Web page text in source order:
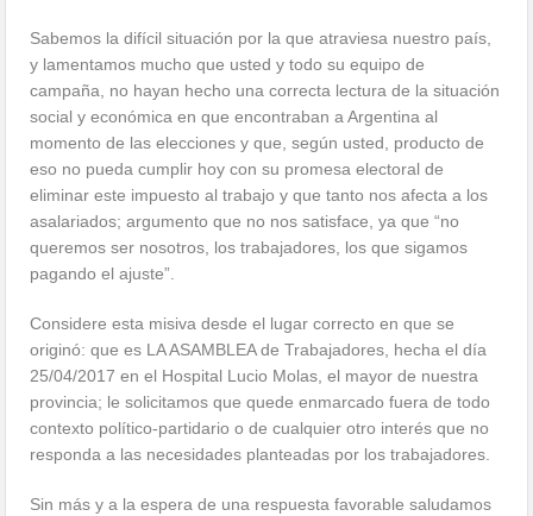
Sabemos la difícil situación por la que atraviesa nuestro país,
y lamentamos mucho que usted y todo su equipo de
campaña, no hayan hecho una correcta lectura de la situación
social y económica en que encontraban a Argentina al
momento de las elecciones y que, según usted, producto de
eso no pueda cumplir hoy con su promesa electoral de
eliminar este impuesto al trabajo y que tanto nos afecta a los
asalariados; argumento que no nos satisface, ya que “no
queremos ser nosotros, los trabajadores, los que sigamos
pagando el ajuste”.
Considere esta misiva desde el lugar correcto en que se
originó: que es LA ASAMBLEA de Trabajadores, hecha el día
25/04/2017 en el Hospital Lucio Molas, el mayor de nuestra
provincia; le solicitamos que quede enmarcado fuera de todo
contexto político-partidario o de cualquier otro interés que no
responda a las necesidades planteadas por los trabajadores.
Sin más y a la espera de una respuesta favorable saludamos